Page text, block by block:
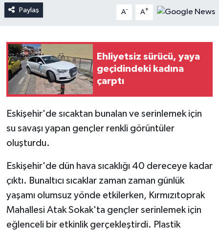
Paylaş A- A+
Ehliyetsiz sürücü, yaya
geçidindeki kadına
çarptı
Eskişehir'de sıcaktan bunalan ve serinlemek için
su savaşı yapan gençler renkli görüntüler
oluşturdu.
Eskişehir'de dün hava sıcaklığı 40 dereceye kadar
çıktı. Bunaltıcı sıcaklar zaman zaman günlük
yaşamı olumsuz yönde etkilerken, Kırmızıtoprak
Mahallesi Atak Sokak'ta gençler serinlemek için
eğlenceli bir etkinlik gerçekleştirdi. Plastik